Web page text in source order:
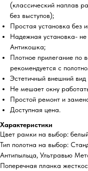
(классический наплав
без выступов);
Простая установка без
Надежная установка- не
Антикошка;
Плотное прилегание по
рекомендуется с
Эстетичный внешний
Не мешает окну
Простой ремонт и
Доступная цена.
Характеристики
Цвет рамки на выбор:
Тип полотна на выбор:
Антипыльца, Ультравью
Поперечная планка